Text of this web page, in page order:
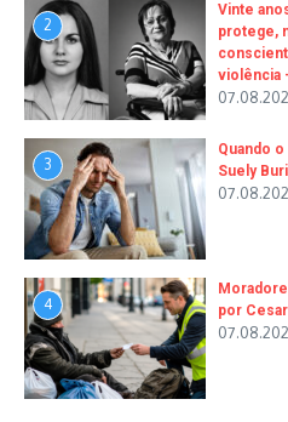
2
Vinte
protege,
violência
3
Quando
Suely
4
por